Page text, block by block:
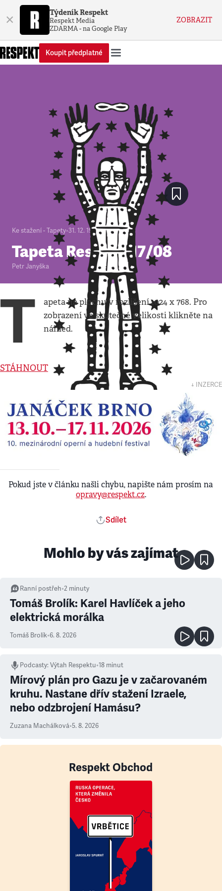
× Týdeník Respekt
Respekt Media
ZDARMA - na Google Play
ZOBRAZIT
Koupit předplatné
Ke stažení - Tapety•31. 12. 1999•1minuta
Tapeta Respekt 17/08
Petr Janyška
T
apeta na plochu v rozlišení 1024 x 768. Pro
zobrazení ve skutečné velikosti klikněte na
náhled.
STÁHNOUT
↓ INZERCE
Pokud jste v článku našli chybu, napište nám prosím na
opravy@respekt.cz.
Sdílet
Mohlo by vás zajímat
Ranní postřeh•2 minuty
Tomáš Brolík: Karel Havlíček a jeho
elektrická morálka
Tomáš Brolík•6. 8. 2026
Podcasty:Výtah Respektu•18 minut
Mírový plán pro Gazu je v začarovaném
kruhu. Nastane dřív stažení Izraele,
nebo odzbrojení Hamásu?
Zuzana Machálková•5. 8. 2026
Respekt Obchod